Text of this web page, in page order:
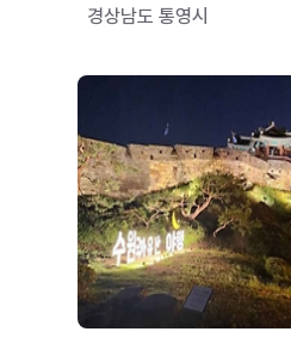
경상남도 통영시